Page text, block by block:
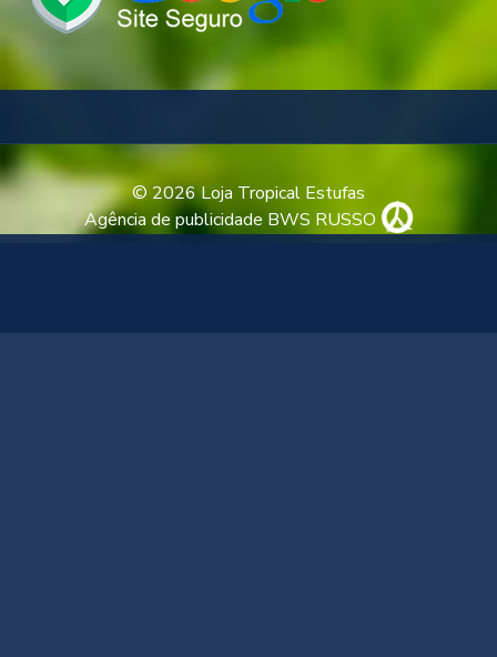
© 2026 Loja Tropical Estufas
Agência de publicidade BWS RUSSO